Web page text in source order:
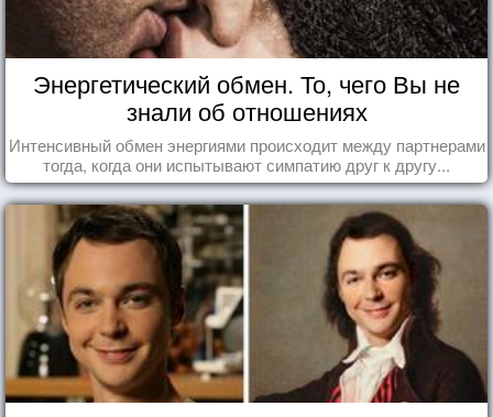
Энергетический обмен. То, чего Вы не
знали об отношениях
Интенсивный обмен энергиями происходит между партнерами
тогда, когда они испытывают симпатию друг к другу...